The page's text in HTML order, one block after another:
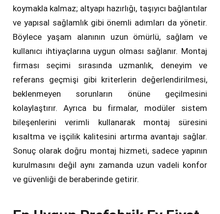
koymakla kalmaz; altyapı hazırlığı, taşıyıcı bağlantılar
ve yapısal sağlamlık gibi önemli adımları da yönetir.
Böylece yaşam alanının uzun ömürlü, sağlam ve
kullanıcı ihtiyaçlarına uygun olması sağlanır. Montaj
firması seçimi sırasında uzmanlık, deneyim ve
referans geçmişi gibi kriterlerin değerlendirilmesi,
beklenmeyen sorunların önüne geçilmesini
kolaylaştırır. Ayrıca bu firmalar, modüler sistem
bileşenlerini verimli kullanarak montaj süresini
kısaltma ve işçilik kalitesini artırma avantajı sağlar.
Sonuç olarak doğru montaj hizmeti, sadece yapının
kurulmasını değil aynı zamanda uzun vadeli konfor
ve güvenliği de beraberinde getirir.